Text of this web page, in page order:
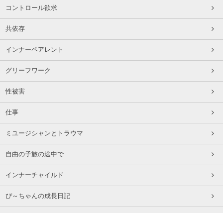
コントロール欲求
共依存
インナーペアレント
グリーフワーク
性被害
仕事
ミユージシャンとトラウマ
自由の子旅の途中で
インナーチャイルド
ぴ～ちゃんの成長日記